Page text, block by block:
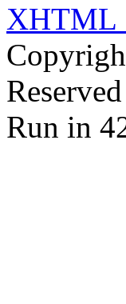
XHTML
Reserved
Run in